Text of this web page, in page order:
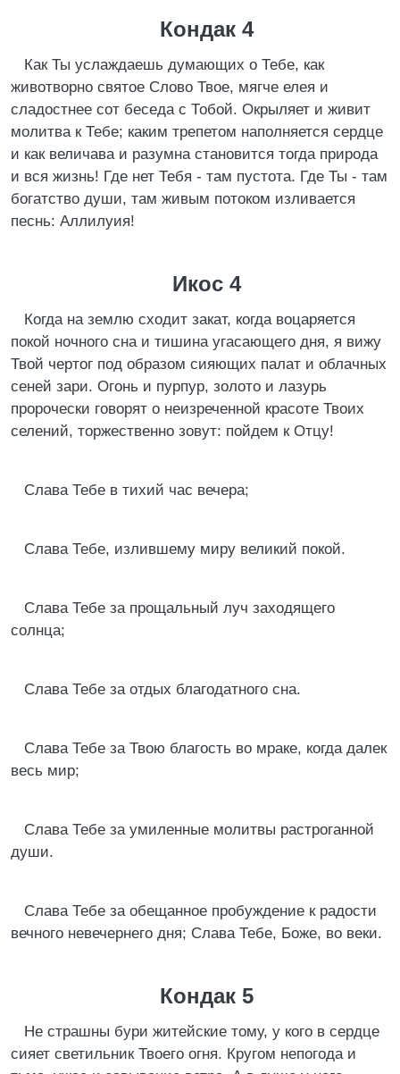
Кондак 4
Как Ты услаждаешь думающих о Тебе, как
животворно святое Слово Твое, мягче елея и
сладостнее сот беседа с Тобой. Окрыляет и живит
молитва к Тебе; каким трепетом наполняется сердце
и как величава и разумна становится тогда природа
и вся жизнь! Где нет Тебя - там пустота. Где Ты - там
богатство души, там живым потоком изливается
песнь: Аллилуия!
Икос 4
Когда на землю сходит закат, когда воцаряется
покой ночного сна и тишина угасающего дня, я вижу
Твой чертог под образом сияющих палат и облачных
сеней зари. Огонь и пурпур, золото и лазурь
пророчески говорят о неизреченной красоте Твоих
селений, торжественно зовут: пойдем к Отцу!
Слава Тебе в тихий час вечера;
Слава Тебе, излившему миру великий покой.
Слава Тебе за прощальный луч заходящего
солнца;
Слава Тебе за отдых благодатного сна.
Слава Тебе за Твою благость во мраке, когда далек
весь мир;
Слава Тебе за умиленные молитвы растроганной
души.
Слава Тебе за обещанное пробуждение к радости
вечного невечернего дня; Слава Тебе, Боже, во веки.
Кондак 5
Не страшны бури житейские тому, у кого в сердце
сияет светильник Твоего огня. Кругом непогода и